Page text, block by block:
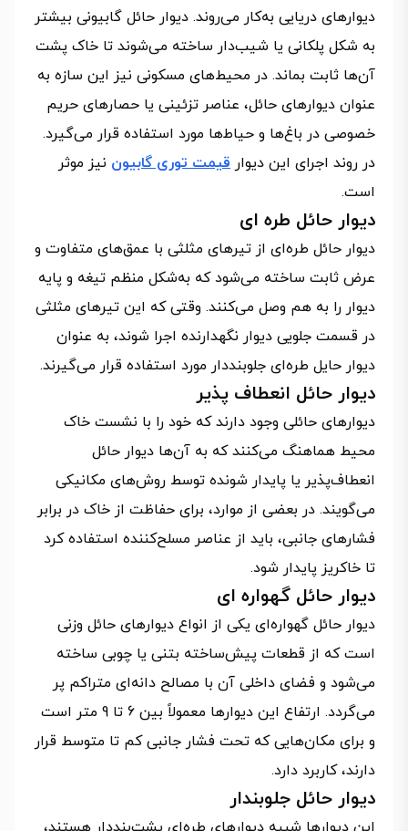
دیوارهای دریایی به‌کار می‌روند. دیوار حائل گابیونی بیشتر
به شکل پلکانی یا شیب‌دار ساخته می‌شوند تا خاک پشت
آن‌ها ثابت بماند. در محیط‌های مسکونی نیز این سازه به
عنوان دیوارهای حائل، عناصر تزئینی یا حصارهای حریم
خصوصی در باغ‌ها و حیاط‌ها مورد استفاده قرار می‌گیرد.
در روند اجرای این دیوار قیمت توری گابیون نیز موثر
است.
دیوار حائل طره ای
دیوار حائل طره‌ای از تیرهای مثلثی با عمق‌های متفاوت و
عرض ثابت ساخته می‌شود که به‌شکل منظم تیغه و پایه
دیوار را به هم وصل می‌کنند. وقتی که این تیرهای مثلثی
در قسمت جلویی دیوار نگهدارنده اجرا شوند، به عنوان
دیوار حایل طره‌ای جلو‌بنددار مورد استفاده قرار می‌گیرند.
دیوار حائل انعطاف پذیر
دیوارهای حائلی وجود دارند که خود را با نشست خاک
محیط هماهنگ می‌کنند که به آن‌ها دیوار حائل
انعطاف‌پذیر یا پایدار شونده توسط روش‌های مکانیکی
می‌گویند. در بعضی از موارد، برای حفاظت از خاک در برابر
فشارهای جانبی، باید از عناصر مسلح‌کننده استفاده کرد
تا خاکریز پایدار شود.
دیوار حائل گهواره ای
دیوار حائل گهواره‌ای یکی از انواع دیوارهای حائل وزنی
است که از قطعات پیش‌ساخته بتنی یا چوبی ساخته
می‌شود و فضای داخلی آن با مصالح دانه‌ای متراکم پر
می‌گردد. ارتفاع این دیوارها معمولاً بین 6 تا 9 متر است
و برای مکان‌هایی که تحت فشار جانبی کم تا متوسط قرار
دارند، کاربرد دارد.
دیوار حائل جلوبندار